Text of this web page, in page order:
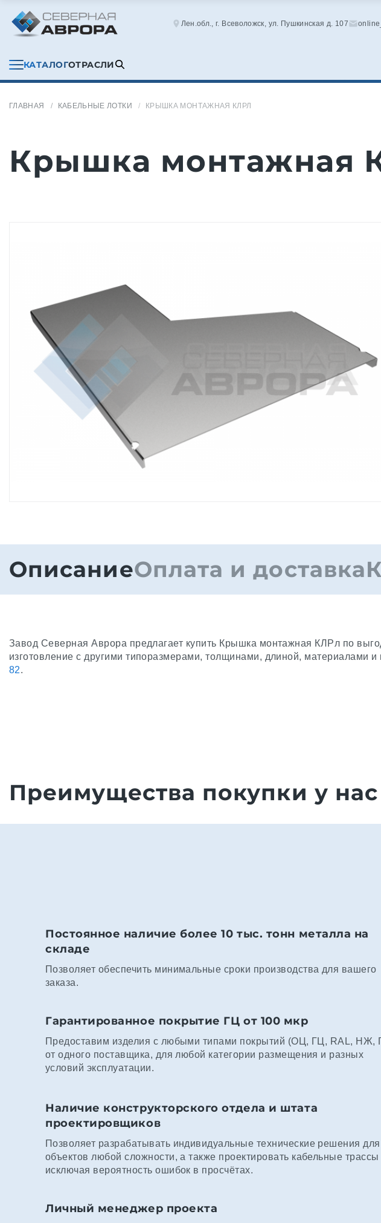
Лен.обл., г. Всеволожск, ул. Пушкинская д. 107
КАТАЛОГОТРАСЛИ
ГЛАВНАЯ КАБЕЛЬНЫЕ ЛОТКИ КРЫШКА МОНТАЖНАЯ КЛРЛ
Крышка монтажная
ОписаниеОплата и доставка
Завод Северная Аврора предлагает купить Крышка монтажная КЛРл по
изготовление с другими типоразмерами, толщинами, длиной, материалами
82.
Преимущества покупки у нас
Постоянное наличие более 10 тыс. тонн металла на
складе
Позволяет обеспечить минимальные сроки производства для вашего
заказа.
Гарантированное покрытие ГЦ от 100 мкр
Предоставим изделия с любыми типами покрытий (ОЦ, ГЦ, RAL, НЖ,
от одного поставщика, для любой категории размещения и разных
условий эксплуатации.
Наличие конструкторского отдела и штата
проектировщиков
Позволяет разрабатывать индивидуальные технические решения для
объектов любой сложности, а также проектировать кабельные трассы
исключая вероятность ошибок в просчётах.
Личный менеджер проекта